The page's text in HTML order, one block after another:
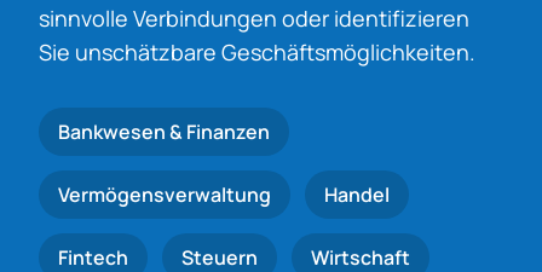
sinnvolle Verbindungen oder identifizieren
Sie unschätzbare Geschäftsmöglichkeiten.
Bankwesen & Finanzen
Vermögensverwaltung Handel
Fintech Steuern Wirtschaft